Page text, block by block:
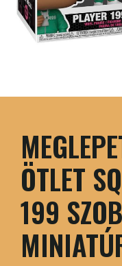
ÖTLET
199